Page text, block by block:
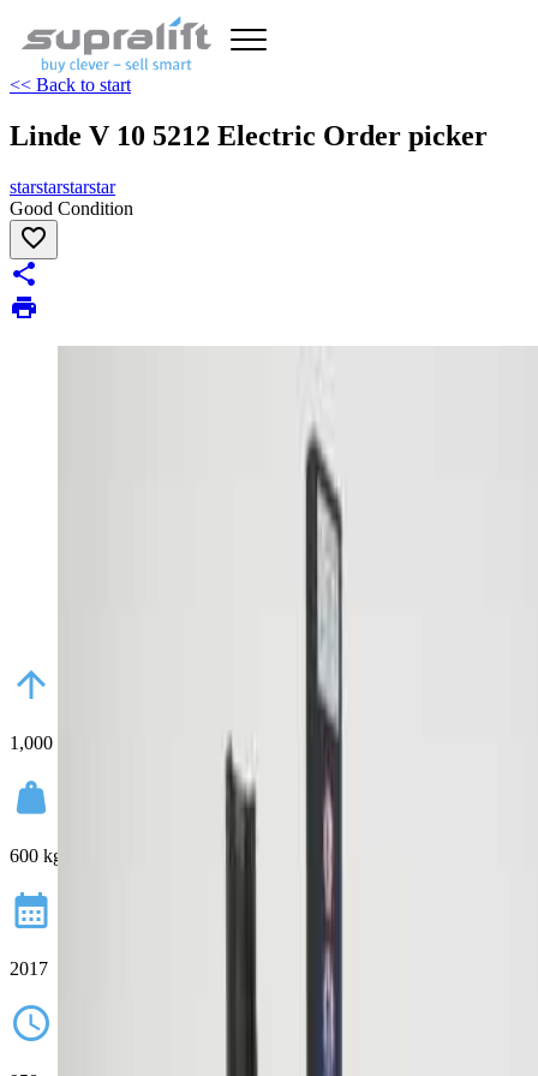
<< Back to start
Linde V 10 5212 Electric Order picker
starstarstarstar
Good Condition
favorite_border
share
print
arrow_upward
1,000 mm
weight
600 kg
calendar_month
2017
schedule